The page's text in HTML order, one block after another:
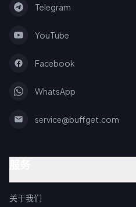
Telegram
YouTube
Facebook
WhatsApp
service@buffget.com
关于我们